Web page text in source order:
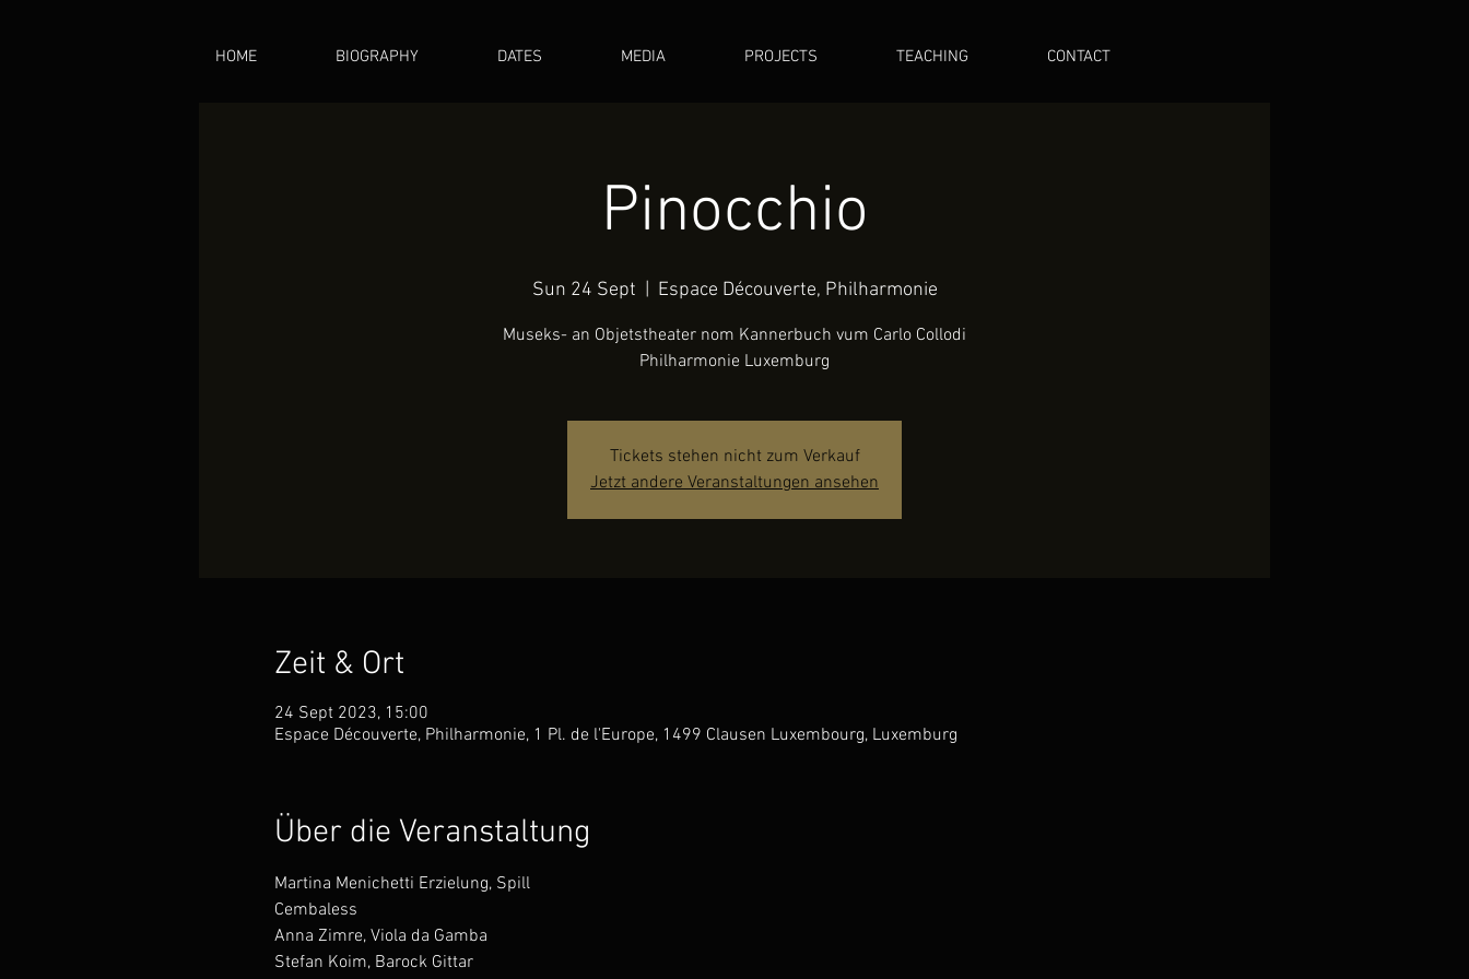
HOME BIOGRAPHY DATES MEDIA PROJECTS TEACHING CONTACT
Pinocchio
Sun 24 Sept Espace Découverte, Philharmonie
Museks- an Objetstheater nom Kannerbuch vum Carlo Collodi
Philharmonie Luxemburg
Tickets stehen nicht zum Verkauf
Jetzt andere Veranstaltungen ansehen
Zeit & Ort
24 Sept 2023, 15:00
Espace Découverte, Philharmonie, 1 Pl. de l'Europe, 1499 Clausen Luxembourg, Luxemburg
Über die Veranstaltung
Martina Menichetti Erzielung, Spill
Cembaless
Anna Zimre, Viola da Gamba
Stefan Koim, Barock Gittar